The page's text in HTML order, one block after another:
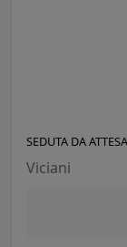
SEDUTA DA
Viciani